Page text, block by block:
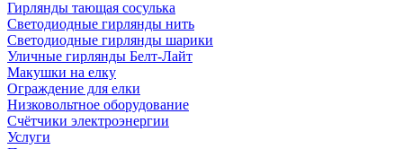
Гирлянды тающая сосулька
Светодиодные гирлянды нить
Светодиодные гирлянды шарики
Уличные гирлянды Белт-Лайт
Макушки на елку
Ограждение для елки
Низковольтное оборудование
Счётчики электроэнергии
Услуги